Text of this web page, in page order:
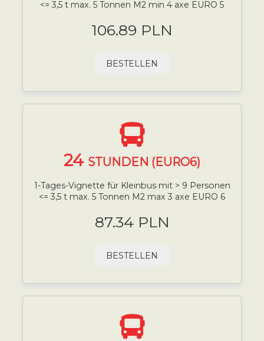
<= 3,5 t max. 5 Tonnen M2 min 4 axe EURO 5
106.89 PLN
BESTELLEN
24 STUNDEN (EURO6)
1-Tages-Vignette für Kleinbus mit > 9 Personen
<= 3,5 t max. 5 Tonnen M2 max 3 axe EURO 6
87.34 PLN
BESTELLEN